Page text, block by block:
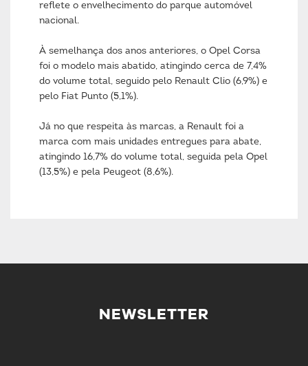
reflete o envelhecimento do parque automóvel
nacional.
À semelhança dos anos anteriores, o Opel Corsa
foi o modelo mais abatido, atingindo cerca de 7,4%
do volume total, seguido pelo Renault Clio (6,9%) e
pelo Fiat Punto (5,1%).
Já no que respeita às marcas, a Renault foi a
marca com mais unidades entregues para abate,
atingindo 16,7% do volume total, seguida pela Opel
(13,5%) e pela Peugeot (8,6%).
NEWSLETTER